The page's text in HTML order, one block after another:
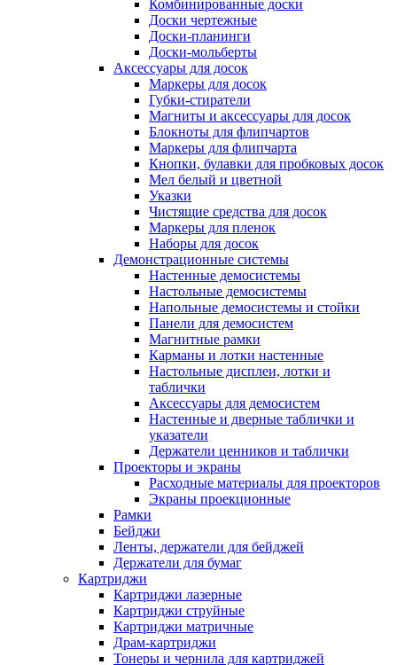
Комбинированные доски
Доски чертежные
Доски-планинги
Доски-мольберты
Аксессуары для досок
Маркеры для досок
Губки-стиратели
Магниты и аксессуары для досок
Блокноты для флипчартов
Маркеры для флипчарта
Кнопки, булавки для пробковых досок
Мел белый и цветной
Указки
Чистящие средства для досок
Маркеры для пленок
Наборы для досок
Демонстрационные системы
Настенные демосистемы
Настольные демосистемы
Напольные демосистемы и стойки
Панели для демосистем
Магнитные рамки
Карманы и лотки настенные
Настольные дисплеи, лотки и
таблички
Аксессуары для демосистем
Настенные и дверные таблички и
указатели
Держатели ценников и таблички
Проекторы и экраны
Расходные материалы для проекторов
Экраны проекционные
Рамки
Бейджи
Ленты, держатели для бейджей
Держатели для бумаг
Картриджи
Картриджи лазерные
Картриджи струйные
Картриджи матричные
Драм-картриджи
Тонеры и чернила для картриджей